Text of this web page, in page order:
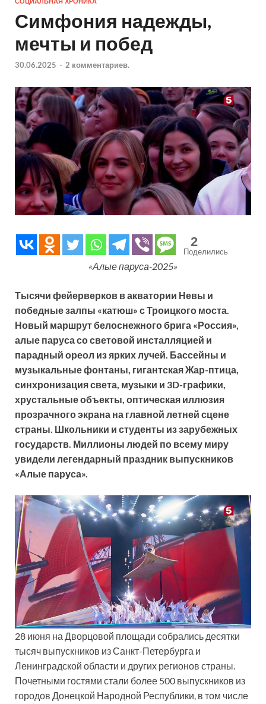
Симфония надежды,
мечты и побед
30.06.2025 - 2 комментариев.
2
Поделились
«Алые паруса-2025»
Тысячи фейерверков в акватории Невы и
победные залпы «катюш» с Троицкого моста.
Новый маршрут белоснежного брига «Россия»,
алые паруса со световой инсталляцией и
парадный ореол из ярких лучей. Бассейны и
музыкальные фонтаны, гигантская Жар-птица,
синхронизация света, музыки и 3D-графики,
хрустальные объекты, оптическая иллюзия
прозрачного экрана на главной летней сцене
страны. Школьники и студенты из зарубежных
государств. Миллионы людей по всему миру
увидели легендарный праздник выпускников
«Алые паруса».
28 июня на Дворцовой площади собрались десятки
тысяч выпускников из Санкт-Петербурга и
Ленинградской области и других регионов страны.
Почетными гостями стали более 500 выпускников из
городов Донецкой Народной Республики, в том числе